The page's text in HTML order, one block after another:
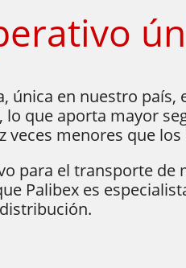
única en nuestro país,
que aporta mayor
menores que
para el transporte de
Palibex es